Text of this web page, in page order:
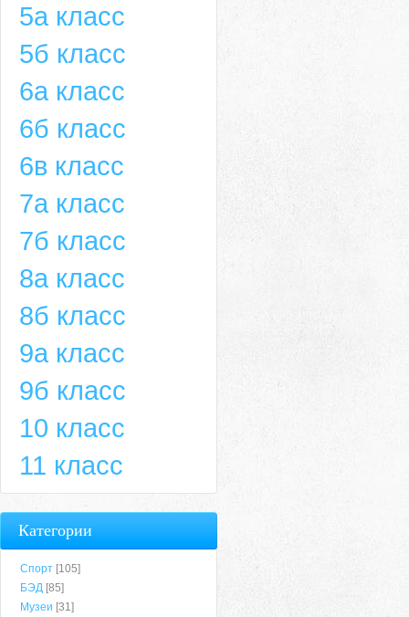
5а класс
5б класс
6а класс
6б класс
6в класс
7а класс
7б класс
8а класс
8б класс
9а класс
9б класс
10 класс
11 класс
Категории
Спорт [105]
БЭД [85]
Музеи [31]